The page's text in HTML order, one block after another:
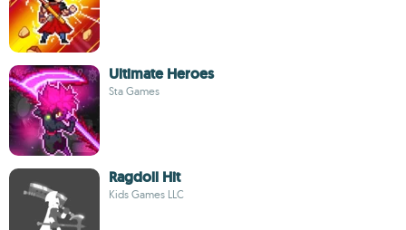
Ultimate Heroes
Sta Games
Ragdoll Hit
Kids Games LLC